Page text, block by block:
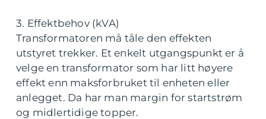
3. Effektbehov (kVA)
Transformatoren må tåle den effekten
utstyret trekker. Et enkelt utgangspunkt er å
velge en transformator som har litt høyere
effekt enn maksforbruket til enheten eller
anlegget. Da har man margin for startstrøm
og midlertidige topper.